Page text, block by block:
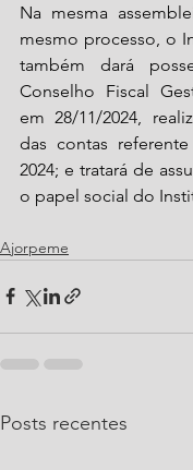
Na mesma
mesmo processo, o
também dará
Conselho Fiscal
em 28/11/2024,
das contas
2024; e tratará de
o papel social do
Ajorpeme
Posts recentes